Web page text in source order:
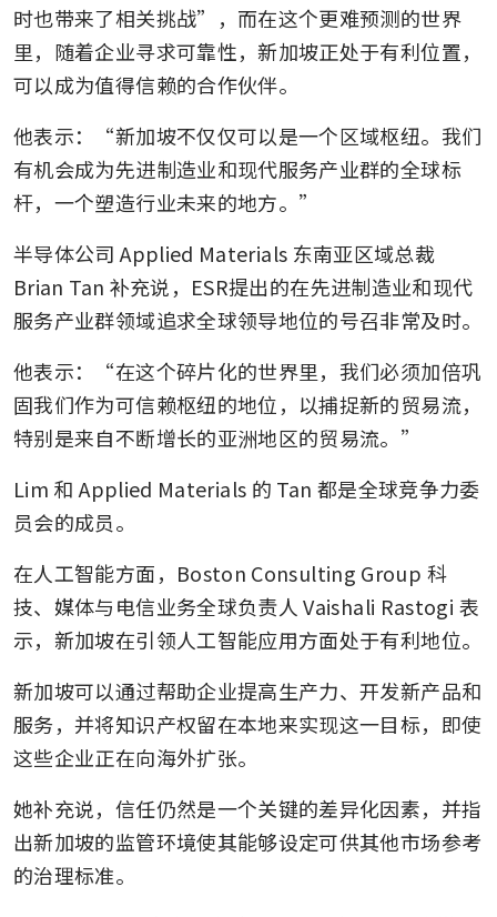
时也带来了相关挑战”，而在这个更难预测的世界
里，随着企业寻求可靠性，新加坡正处于有利位置，
可以成为值得信赖的合作伙伴。
他表示：“新加坡不仅仅可以是一个区域枢纽。我们
有机会成为先进制造业和现代服务产业群的全球标
杆，一个塑造行业未来的地方。”
半导体公司 Applied Materials 东南亚区域总裁
Brian Tan 补充说，ESR提出的在先进制造业和现代
服务产业群领域追求全球领导地位的号召非常及时。
他表示：“在这个碎片化的世界里，我们必须加倍巩
固我们作为可信赖枢纽的地位，以捕捉新的贸易流，
特别是来自不断增长的亚洲地区的贸易流。”
Lim 和 Applied Materials 的 Tan 都是全球竞争力委
员会的成员。
在人工智能方面，Boston Consulting Group 科
技、媒体与电信业务全球负责人 Vaishali Rastogi 表
示，新加坡在引领人工智能应用方面处于有利地位。
新加坡可以通过帮助企业提高生产力、开发新产品和
服务，并将知识产权留在本地来实现这一目标，即使
这些企业正在向海外扩张。
她补充说，信任仍然是一个关键的差异化因素，并指
出新加坡的监管环境使其能够设定可供其他市场参考
的治理标准。